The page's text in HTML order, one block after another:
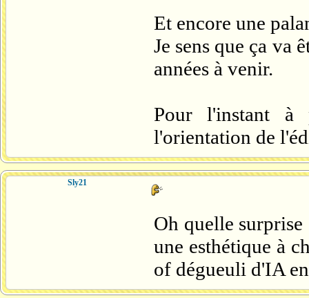
Et encore une
Je sens que ça va
années à venir.
Pour l'instant à
l'orientation de
Sly21
Oh quelle
une esthétique à
of dégueuli d'IA